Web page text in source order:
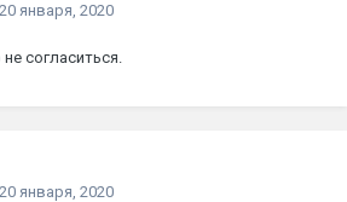
20 января, 2020
согласиться.
20 января, 2020